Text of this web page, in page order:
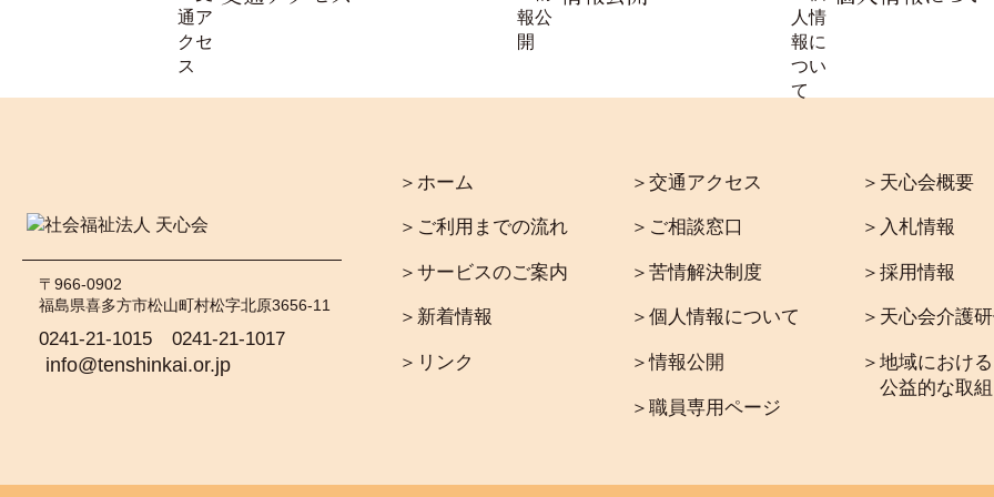
〒966-0902
福島県喜多方市松山町村松字北原3656-11
0241-21-1015 0241-21-1017
info@tenshinkai.or.jp
＞ホーム
＞ご利用までの流れ
＞サービスのご案内
＞新着情報
＞リンク
＞交通アクセス
＞ご相談窓口
＞苦情解決制度
＞個人情報について
＞情報公開
＞職員専用ページ
＞天心会概要
＞入札情報
＞採用情報
＞天心会介護
＞地域における
公益的な取組